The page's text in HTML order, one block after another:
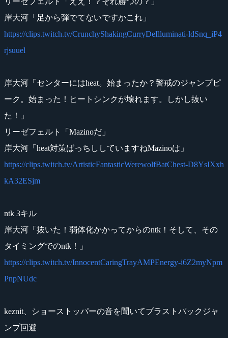
岸大河「足から弾でてないですかこれ」
https://clips.twitch.tv/CrunchyShakingCurryDeIlluminati-ldSnq_iP4
rjsuuel
岸大河「センターにはheat。始まったか？警戒のジャンプピ
ーク。始まった！ヒートシンクが壊れます。しかし抜い
た！」
リーゼフェルト「Mazinoだ」
岸大河「heat対策ばっちししていますねMazinoは」
https://clips.twitch.tv/ArtisticFantasticWerewolfBatChest-D8YsIXxh
kA32ESjm
ntk 3キル
岸大河「抜いた！弱体化かかってからのntk！そして、その
タイミングでのntk！」
https://clips.twitch.tv/InnocentCaringTrayAMPEnergy-i6Z2myNpm
PnpNUdc
keznit、ショーストッパーの音を聞いてブラストパックジャ
ンプ回避